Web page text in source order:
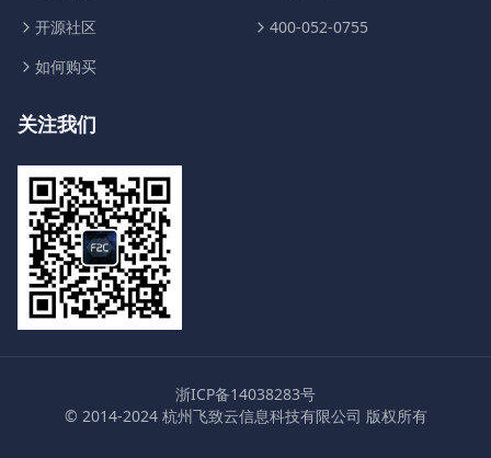
开源社区
如何购买
400-052-0755
关注我们
浙ICP备14038283号
© 2014-2024 杭州飞致云信息科技有限公司 版权所有